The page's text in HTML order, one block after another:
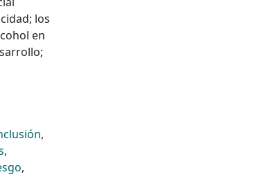
los
en
,
,
,